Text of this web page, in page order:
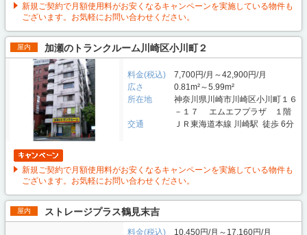
新規ご契約で月額使用料がお安くなるキャンペーンを実施している物件も
ございます。お気軽にお問い合わせください。
屋内 加瀬のトランクルーム川崎区小川町２
料金(税込)
7,700円/月～42,900円/月
広さ
0.81m²～5.99m²
所在地
神奈川県川崎市川崎区小川町１６
－１７ エムエフプラザ １階
交通
ＪＲ東海道本線 川崎駅 徒歩 6分
新規ご契約で月額使用料がお安くなるキャンペーンを実施している物件も
ございます。お気軽にお問い合わせください。
屋内 ストレージプラス鶴見末吉
料金(税込) 10,450円/月～17,160円/月